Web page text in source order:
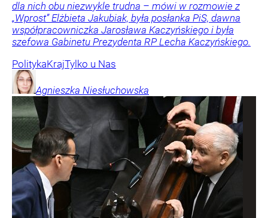
dla nich obu niezwykle trudna – mówi w rozmowie z
„Wprost” Elżbieta Jakubiak, była posłanka PiS, dawna
współpracowniczka Jarosława Kaczyńskiego i była
szefowa Gabinetu Prezydenta RP Lecha Kaczyńskiego.
PolitykaKrajTylko u Nas
Agnieszka Niesłuchowska